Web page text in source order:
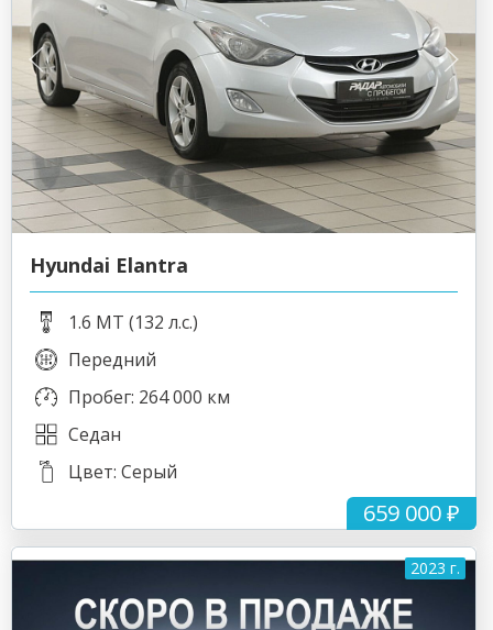
659 000 ₽
Hyundai Elantra
1.6 MT (132 л.с.)
Передний
Пробег: 264 000 км
Седан
Цвет: Серый
2023 г.